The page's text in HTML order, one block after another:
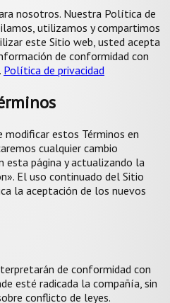
nosotros. Nuestra Política de
utilizamos y compartimos
este Sitio web, usted acepta
de conformidad con
Política de privacidad
modificar estos Términos en
cualquier cambio
esta página y actualizando la
El uso continuado del Sitio
la aceptación de los nuevos
de conformidad con
esté radicada la compañía, sin
conflicto de leyes.